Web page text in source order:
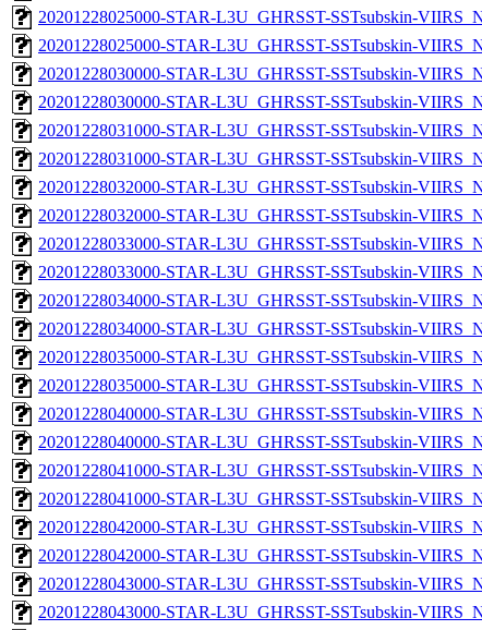
20201228025000-STAR-L3U_GHRSST-SSTsubskin-
20201228025000-STAR-L3U_GHRSST-SSTsubskin-
20201228030000-STAR-L3U_GHRSST-SSTsubskin-
20201228030000-STAR-L3U_GHRSST-SSTsubskin-
20201228031000-STAR-L3U_GHRSST-SSTsubskin-
20201228031000-STAR-L3U_GHRSST-SSTsubskin-
20201228032000-STAR-L3U_GHRSST-SSTsubskin-
20201228032000-STAR-L3U_GHRSST-SSTsubskin-
20201228033000-STAR-L3U_GHRSST-SSTsubskin-
20201228033000-STAR-L3U_GHRSST-SSTsubskin-
20201228034000-STAR-L3U_GHRSST-SSTsubskin-
20201228034000-STAR-L3U_GHRSST-SSTsubskin-
20201228035000-STAR-L3U_GHRSST-SSTsubskin-
20201228035000-STAR-L3U_GHRSST-SSTsubskin-
20201228040000-STAR-L3U_GHRSST-SSTsubskin-
20201228040000-STAR-L3U_GHRSST-SSTsubskin-
20201228041000-STAR-L3U_GHRSST-SSTsubskin-
20201228041000-STAR-L3U_GHRSST-SSTsubskin-
20201228042000-STAR-L3U_GHRSST-SSTsubskin-
20201228042000-STAR-L3U_GHRSST-SSTsubskin-
20201228043000-STAR-L3U_GHRSST-SSTsubskin-
20201228043000-STAR-L3U_GHRSST-SSTsubskin-